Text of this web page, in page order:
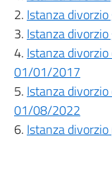
2. Istanza
3. Istanza
4. Istanza
01/01/2017
5. Istanza
01/08/2022
6. Istanza